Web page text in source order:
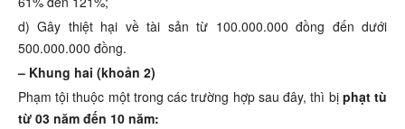
d) Gây thiệt hại về tài sản từ 100.000.000 đồng đến dưới
500.000.000 đồng.
– Khung hai (khoản 2)
Phạm tội thuộc một trong các trường hợp sau đây, thì bị phạt tù
từ 03 năm đến 10 năm: